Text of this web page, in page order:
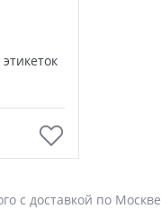
с доставкой по